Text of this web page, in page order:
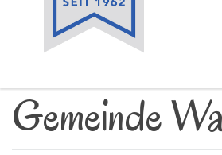
Gemeinde